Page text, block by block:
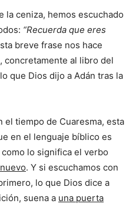
la ceniza, hemos escuchado
“Recuerda que eres
breve frase nos hace
concretamente al libro del
que Dios dijo a Adán tras la
el tiempo de Cuaresma, esta
en el lenguaje bíblico es
como lo significa el verbo
. Y si escuchamos con
lo que Dios dice a
suena a una puerta